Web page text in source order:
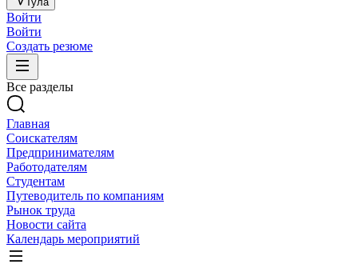
Войти
Войти
Создать резюме
Все разделы
Главная
Соискателям
Предпринимателям
Работодателям
Студентам
Путеводитель по компаниям
Рынок труда
Новости сайта
Календарь мероприятий